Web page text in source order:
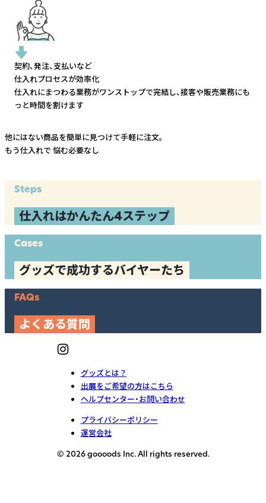
契約、発注、支払いなど
仕入れプロセスが効率化
仕入れにまつわる業務がワンストップで完結し、接客や販売業務にも
っと時間を割けます
他にはない商品を簡単に見つけて手軽に注文。
もう仕入れで 悩む必要なし
Steps
仕入れはかんたん4ステップ
Cases
グッズで成功するバイヤーたち
FAQs
よくある質問
グッズとは？
出展をご希望の方はこちら
ヘルプセンター・お問い合わせ
プライバシーポリシー
運営会社
© 2026 goooods Inc. All rights reserved.